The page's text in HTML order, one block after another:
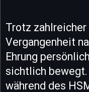
Trotz
Vergangenheit
Ehrung
sichtlich bewegt.
während des